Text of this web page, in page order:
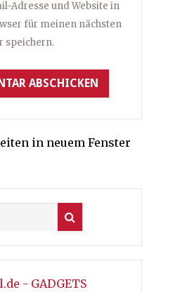
Adresse und Website in
für meinen nächsten
speichern.
in neuem Fenster
- GADGETS